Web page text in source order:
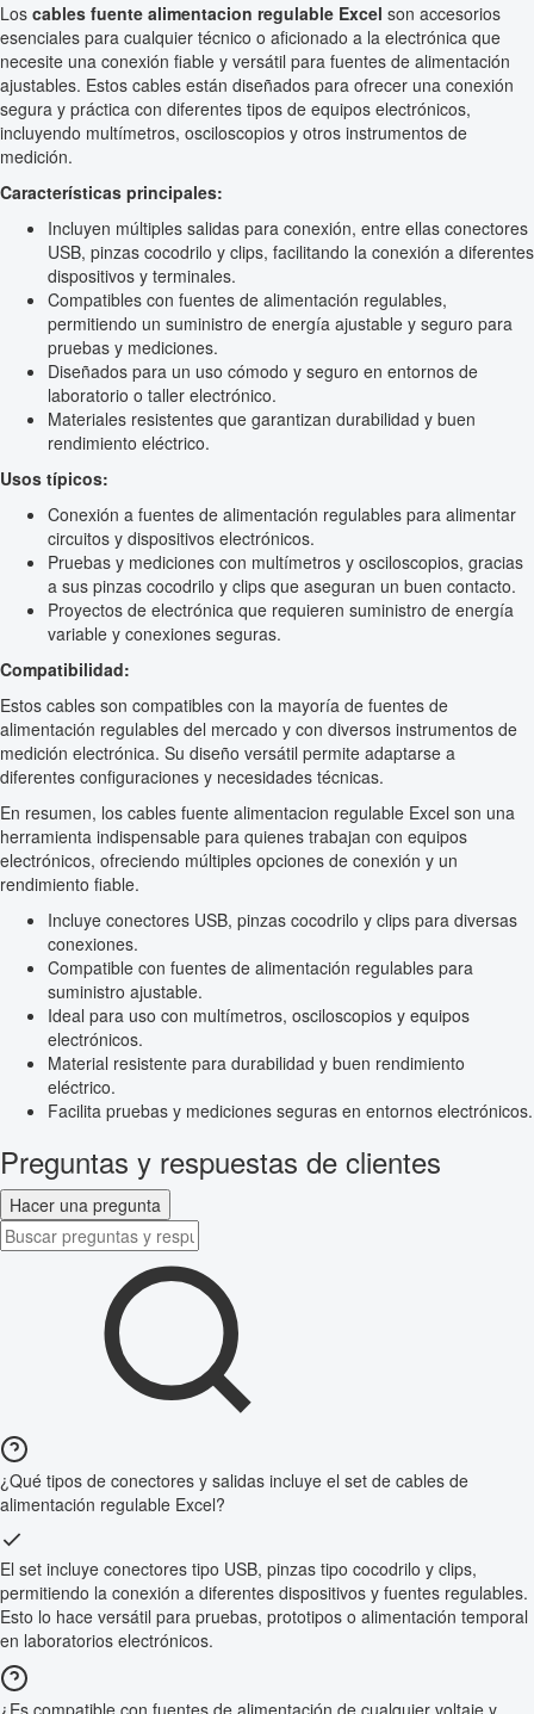
Los cables fuente alimentacion regulable Excel son accesorios
esenciales para cualquier técnico o aficionado a la electrónica que
necesite una conexión fiable y versátil para fuentes de alimentación
ajustables. Estos cables están diseñados para ofrecer una conexión
segura y práctica con diferentes tipos de equipos electrónicos,
incluyendo multímetros, osciloscopios y otros instrumentos de
medición.
Características principales:
Incluyen múltiples salidas para conexión, entre ellas conectores
USB, pinzas cocodrilo y clips, facilitando la conexión a diferentes
dispositivos y terminales.
Compatibles con fuentes de alimentación regulables,
permitiendo un suministro de energía ajustable y seguro para
pruebas y mediciones.
Diseñados para un uso cómodo y seguro en entornos de
laboratorio o taller electrónico.
Materiales resistentes que garantizan durabilidad y buen
rendimiento eléctrico.
Usos típicos:
Conexión a fuentes de alimentación regulables para alimentar
circuitos y dispositivos electrónicos.
Pruebas y mediciones con multímetros y osciloscopios, gracias
a sus pinzas cocodrilo y clips que aseguran un buen contacto.
Proyectos de electrónica que requieren suministro de energía
variable y conexiones seguras.
Compatibilidad:
Estos cables son compatibles con la mayoría de fuentes de
alimentación regulables del mercado y con diversos instrumentos de
medición electrónica. Su diseño versátil permite adaptarse a
diferentes configuraciones y necesidades técnicas.
En resumen, los cables fuente alimentacion regulable Excel son una
herramienta indispensable para quienes trabajan con equipos
electrónicos, ofreciendo múltiples opciones de conexión y un
rendimiento fiable.
Incluye conectores USB, pinzas cocodrilo y clips para diversas
conexiones.
Compatible con fuentes de alimentación regulables para
suministro ajustable.
Ideal para uso con multímetros, osciloscopios y equipos
electrónicos.
Material resistente para durabilidad y buen rendimiento
eléctrico.
Facilita pruebas y mediciones seguras en entornos electrónicos.
Preguntas y respuestas de clientes
Hacer una pregunta
¿Qué tipos de conectores y salidas incluye el set de cables de
alimentación regulable Excel?
El set incluye conectores tipo USB, pinzas tipo cocodrilo y clips,
permitiendo la conexión a diferentes dispositivos y fuentes regulables.
Esto lo hace versátil para pruebas, prototipos o alimentación temporal
en laboratorios electrónicos.